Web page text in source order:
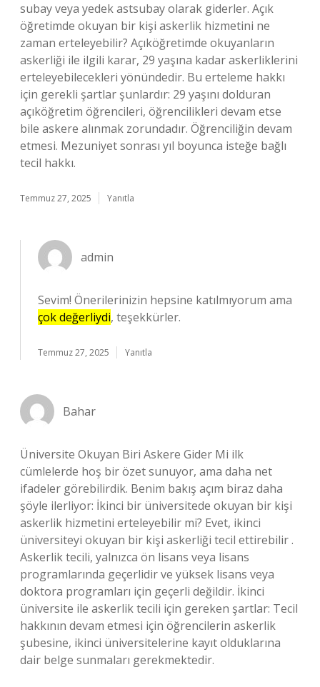
subay veya yedek astsubay olarak giderler. Açık
öğretimde okuyan bir kişi askerlik hizmetini ne
zaman erteleyebilir? Açıköğretimde okuyanların
askerliği ile ilgili karar, 29 yaşına kadar askerliklerini
erteleyebilecekleri yönündedir. Bu erteleme hakkı
için gerekli şartlar şunlardır: 29 yaşını dolduran
açıköğretim öğrencileri, öğrencilikleri devam etse
bile askere alınmak zorundadır. Öğrenciliğin devam
etmesi. Mezuniyet sonrası yıl boyunca isteğe bağlı
tecil hakkı.
Temmuz 27, 2025 Yanıtla
admin
Sevim! Önerilerinizin hepsine katılmıyorum ama
çok değerliydi, teşekkürler.
Temmuz 27, 2025 Yanıtla
Bahar
Üniversite Okuyan Biri Askere Gider Mi ilk
cümlelerde hoş bir özet sunuyor, ama daha net
ifadeler görebilirdik. Benim bakış açım biraz daha
şöyle ilerliyor: İkinci bir üniversitede okuyan bir kişi
askerlik hizmetini erteleyebilir mi? Evet, ikinci
üniversiteyi okuyan bir kişi askerliği tecil ettirebilir .
Askerlik tecili, yalnızca ön lisans veya lisans
programlarında geçerlidir ve yüksek lisans veya
doktora programları için geçerli değildir. İkinci
üniversite ile askerlik tecili için gereken şartlar: Tecil
hakkının devam etmesi için öğrencilerin askerlik
şubesine, ikinci üniversitelerine kayıt olduklarına
dair belge sunmaları gerekmektedir.